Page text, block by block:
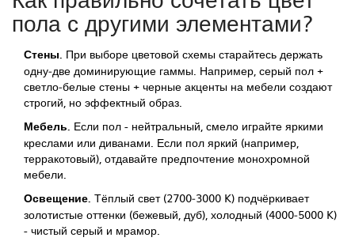
пола с другими элементами?
Стены. При выборе цветовой схемы старайтесь держать
одну‑две доминирующие гаммы. Например, серый пол +
светло‑белые стены + черные акценты на мебели создают
строгий, но эффектный образ.
Мебель. Если пол - нейтральный, смело играйте яркими
креслами или диванами. Если пол яркий (например,
терракотовый), отдавайте предпочтение монохромной
мебели.
Освещение. Тёплый свет (2700‑3000 K) подчёркивает
золотистые оттенки (бежевый, дуб), холодный (4000‑5000 K)
- чистый серый и мрамор.